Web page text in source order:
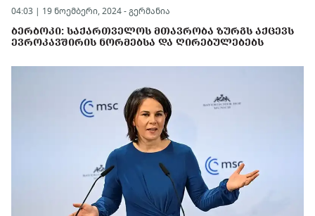
04:03 | 19 ნოემბერი, 2024 - გერმანია
ᲑᲔᲠᲑᲝᲙᲘ: ᲡᲐᲥᲐᲠᲗᲕᲔᲚᲝᲡ ᲛᲗᲐᲕᲠᲝᲑᲐ ᲖᲣᲠᲒᲡ ᲐᲥᲪᲔᲕᲡ
ᲔᲕᲠᲝᲙᲐᲕᲨᲘᲠᲘᲡ ᲜᲝᲠᲛᲔᲑᲡᲐ ᲓᲐ ᲦᲘᲠᲔᲑᲣᲚᲔᲑᲔᲑᲡ